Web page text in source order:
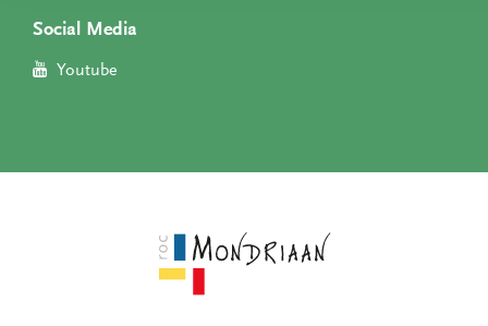
Social Media
Youtube